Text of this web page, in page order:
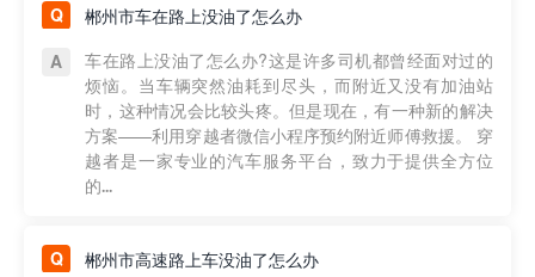
郴州市车在路上没油了怎么办
车在路上没油了怎么办?这是许多司机都曾经面对过的
烦恼。当车辆突然油耗到尽头，而附近又没有加油站
时，这种情况会比较头疼。但是现在，有一种新的解决
方案——利用穿越者微信小程序预约附近师傅救援。 穿
越者是一家专业的汽车服务平台，致力于提供全方位
的...
郴州市高速路上车没油了怎么办